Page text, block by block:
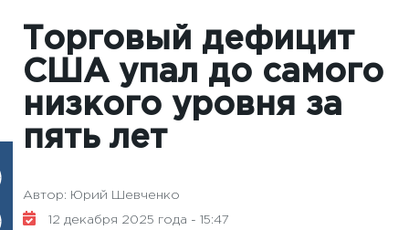
Торговый дефицит
США упал до самого
низкого уровня за
пять лет
Автор: Юрий Шевченко
12 декабря 2025 года - 15:47